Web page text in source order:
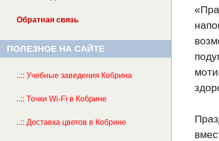
Обратная связь
ПОЛЕЗНОЕ НА САЙТЕ
..:: Учебные заведения Кобрина
..:: Точки Wi-Fi в Кобрине
..:: Доставка цветов в Кобрине